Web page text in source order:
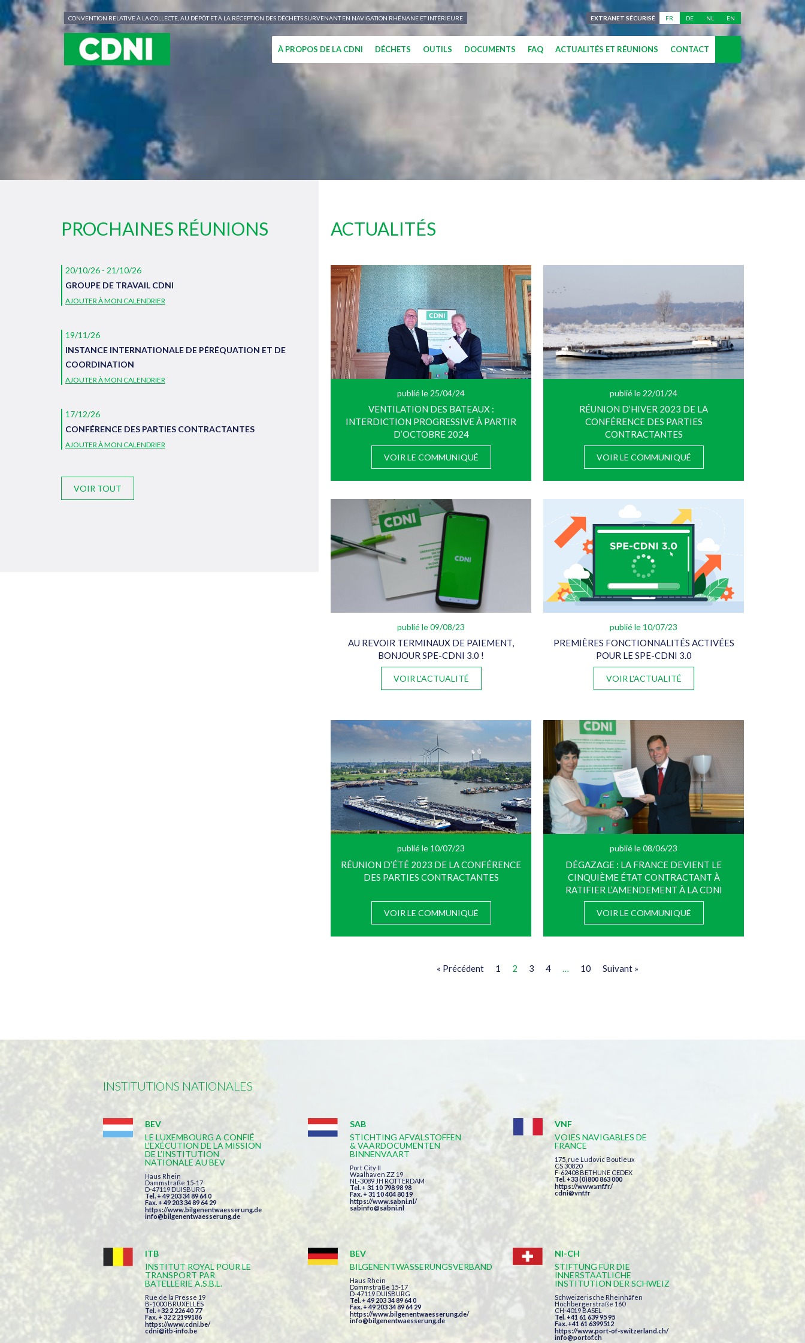
CONVENTION RELATIVE À LA COLLECTE, AU DÉPÔT ET À LA RÉCEPTION DES DÉCHETS SURVENANT EN NAVIGATION RHÉNANE ET INTÉRIEURE EXTRANET SÉCURISÉ FR DE NL EN
À PROPOS DE LA CDNI DÉCHETS OUTILS DOCUMENTS FAQ ACTUALITÉS ET RÉUNIONS CONTACT
PROCHAINES RÉUNIONS
20/10/26 - 21/10/26
GROUPE DE TRAVAIL CDNI
AJOUTER À MON CALENDRIER
19/11/26
INSTANCE INTERNATIONALE DE PÉRÉQUATION ET DE
COORDINATION
AJOUTER À MON CALENDRIER
17/12/26
CONFÉRENCE DES PARTIES CONTRACTANTES
AJOUTER À MON CALENDRIER
VOIR TOUT
ACTUALITÉS
publié le 25/04/24
VENTILATION DES BATEAUX :
INTERDICTION PROGRESSIVE À PARTIR
D’OCTOBRE 2024
VOIR LE COMMUNIQUÉ
publié le 22/01/24
RÉUNION D’HIVER 2023 DE LA
CONFÉRENCE DES PARTIES
CONTRACTANTES
VOIR LE COMMUNIQUÉ
publié le 09/08/23
AU REVOIR TERMINAUX DE PAIEMENT,
BONJOUR SPE-CDNI 3.0 !
VOIR L'ACTUALITÉ
publié le 10/07/23
PREMIÈRES FONCTIONNALITÉS ACTIVÉES
POUR LE SPE-CDNI 3.0
VOIR L'ACTUALITÉ
publié le 10/07/23
RÉUNION D’ÉTÉ 2023 DE LA CONFÉRENCE
DES PARTIES CONTRACTANTES
VOIR LE COMMUNIQUÉ
publié le 08/06/23
DÉGAZAGE : LA FRANCE DEVIENT LE
CINQUIÈME ÉTAT CONTRACTANT À
RATIFIER L’AMENDEMENT À LA CDNI
VOIR LE COMMUNIQUÉ
« Précédent 1 2 3 4 10 Suivant »
INSTITUTIONS NATIONALES
BEV
LE LUXEMBOURG A CONFIÉ
L’EXÉCUTION DE LA MISSION
DE L’INSTITUTION
NATIONALE AU BEV
Haus Rhein
Dammstraße 15-17
D-47119 DUISBURG
Tel. + 49 203 34 89 64 0
Fax. + 49 203 34 89 64 29
https://www.bilgenentwaesserung.de
info@bilgenentwaesserung.de
SAB
STICHTING AFVALSTOFFEN
& VAARDOCUMENTEN
BINNENVAART
Port City II
Waalhaven ZZ 19
NL-3089 JH ROTTERDAM
Tel. + 31 10 798 98 98
Fax. + 31 10 404 80 19
https://www.sabni.nl/
sabinfo@sabni.nl
VNF
VOIES NAVIGABLES DE
FRANCE
175, rue Ludovic Boutleux
CS 30820
F-62408 BETHUNE CEDEX
Tel. +33 (0)800 863 000
https://www.vnf.fr/
cdni@vnf.fr
ITB
INSTITUT ROYAL POUR LE
TRANSPORT PAR
BATELLERIE A.S.B.L.
Rue de la Presse 19
B-1000 BRUXELLES
Tel. +32 2 226 40 77
Fax. + 32 2 2199186
https://www.cdni.be/
cdni@itb-info.be
BEV
BILGENENTWÄSSERUNGSVERBAND
Haus Rhein
Dammstraße 15-17
D-47119 DUISBURG
Tel. + 49 203 34 89 64 0
Fax. + 49 203 34 89 64 29
https://www.bilgenentwaesserung.de/
info@bilgenentwaesserung.de
NI-CH
STIFTUNG FÜR DIE
INNERSTAATLICHE
INSTITUTION DER SCHWEIZ
Schweizerische Rheinhäfen
Hochbergerstraße 160
CH-4019 BASEL
Tel. +41 61 639 95 95
Fax. +41 61 6399512
https://www.port-of-switzerland.ch/
info@portof.ch
Panneau de gestion des cookies